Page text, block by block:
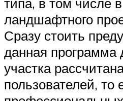
ландшафтного
Сразу стоить
данная программа
участка
пользователей, то